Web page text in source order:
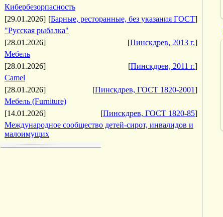
Кибербезорпасность
[29.01.2026] [Барные, ресторанные, без указания ГОСТ]
"Русская рыбалка"
[28.01.2026]
[Пинскдрев, 2013 г.]
Мебель
[28.01.2026]
[Пинскдрев, 2011 г.]
Camel
[28.01.2026]
[Пинскдрев, ГОСТ 1820-2001]
Мебель (Furniture)
[14.01.2026]
[Пинскдрев, ГОСТ 1820-85]
Международное сообщество детей-сирот, инвалидов и
малоимущих